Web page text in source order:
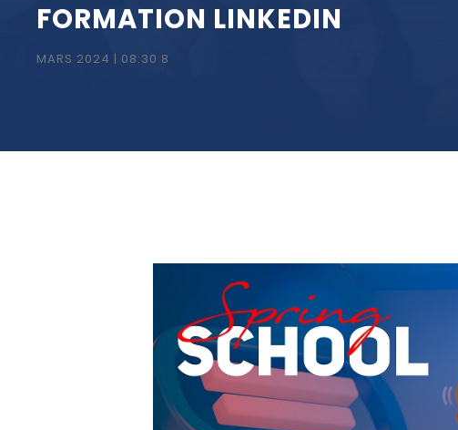
FORMATION LINKEDIN
8 MARS 2024 | 08:30